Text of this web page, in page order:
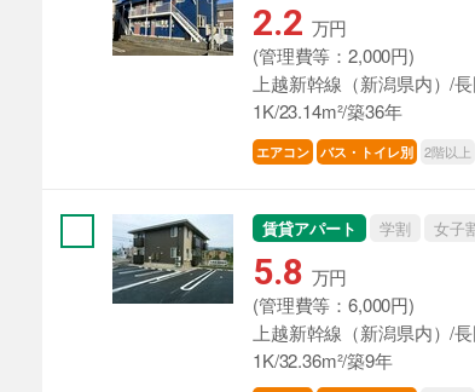
2.2 万円
(管理費等：2,000円)
上越新幹線（新潟県内）/
1K/23.14m²/築36年
エアコン バス・トイレ別 2階以上
賃貸アパート 学割 女子
5.8 万円
(管理費等：6,000円)
上越新幹線（新潟県内）/
1K/32.36m²/築9年